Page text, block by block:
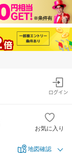
ログイン
お気に入り
地図確認